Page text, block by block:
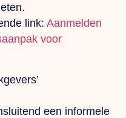
link: Aanmelden
voor
een informele